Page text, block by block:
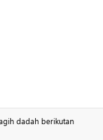
dadah berikutan